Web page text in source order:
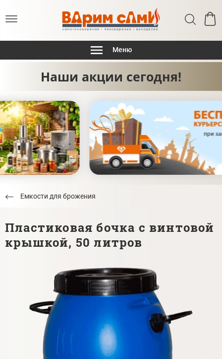
Меню
Наши акции сегодня!
Емкости для брожения
Пластиковая бочка с винтовой
крышкой, 50 литров